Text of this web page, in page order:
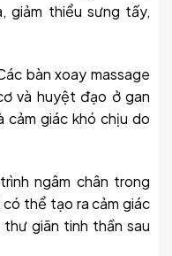
giảm thiểu sưng tấy,
bàn xoay massage
và huyệt đạo ở gan
cảm giác khó chịu do
ngâm chân trong
thể tạo ra cảm giác
giãn tinh thần sau